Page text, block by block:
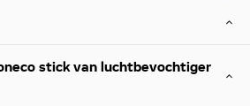
stick van luchtbevochtiger